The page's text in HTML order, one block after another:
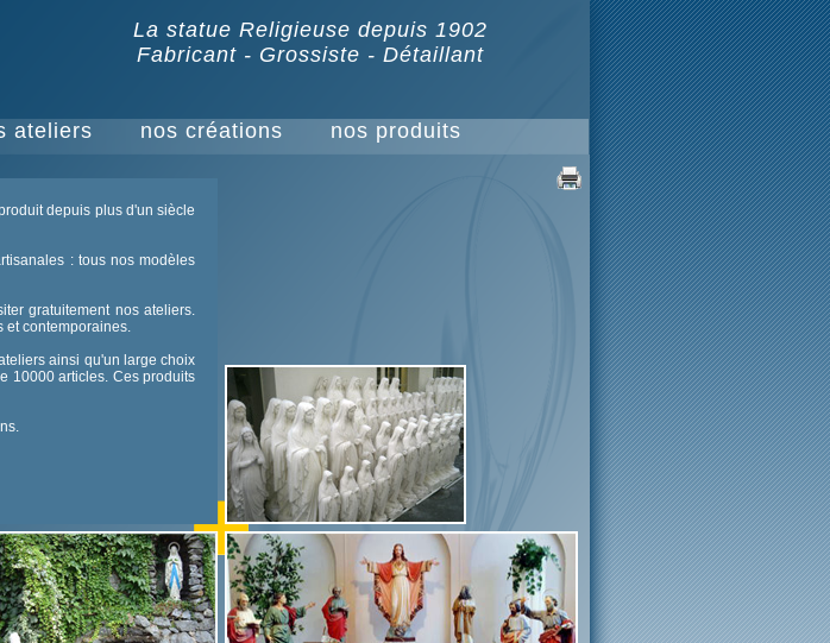
La statue Religieuse depuis 1902
Fabricant - Grossiste - Détaillant
ateliers nos créations
nos produits
depuis plus d'un siècle
: tous nos modèles
gratuitement nos ateliers.
et contemporaines.
ainsi qu'un large choix
10000 articles. Ces produits